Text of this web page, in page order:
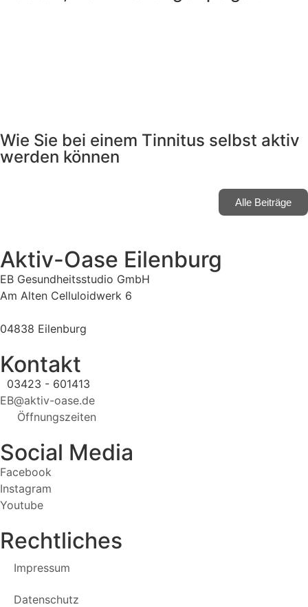
Wie Sie bei einem Tinnitus selbst aktiv
werden können
Alle Beiträge
Aktiv-Oase Eilenburg
EB Gesundheitsstudio GmbH
Am Alten Celluloidwerk 6
04838 Eilenburg
Kontakt
03423 - 601413
EB@aktiv-oase.de
Öffnungszeiten
Social Media
Facebook
Instagram
Youtube
Rechtliches
Impressum
Datenschutz